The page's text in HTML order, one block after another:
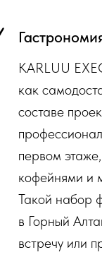
KARLUU
как
составе
первом
кофейнями и
Такой набор
в Горный
встречу или